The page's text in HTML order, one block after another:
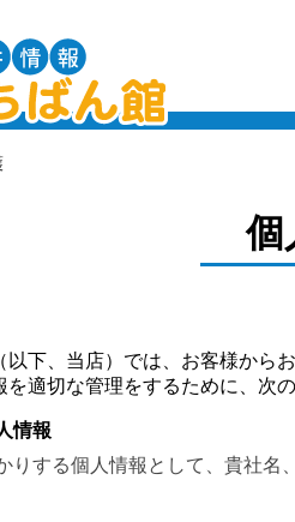
個
（以下、当店）では、お客様から
適切な管理をするために、次
情報
りする個人情報として、貴社名